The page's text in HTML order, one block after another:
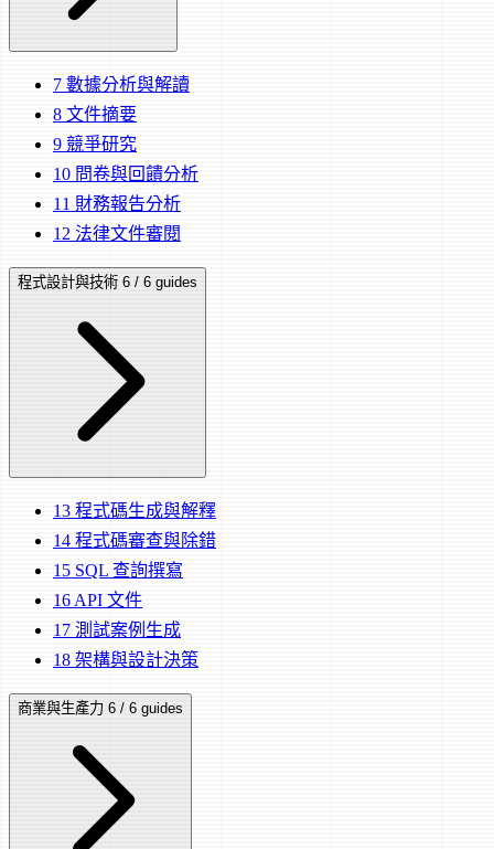
7 數據分析與解讀
8 文件摘要
9 競爭研究
10 問卷與回饋分析
11 財務報告分析
12 法律文件審閱
程式設計與技術 6 / 6 guides
13 程式碼生成與解釋
14 程式碼審查與除錯
15 SQL 查詢撰寫
16 API 文件
17 測試案例生成
18 架構與設計決策
商業與生產力 6 / 6 guides